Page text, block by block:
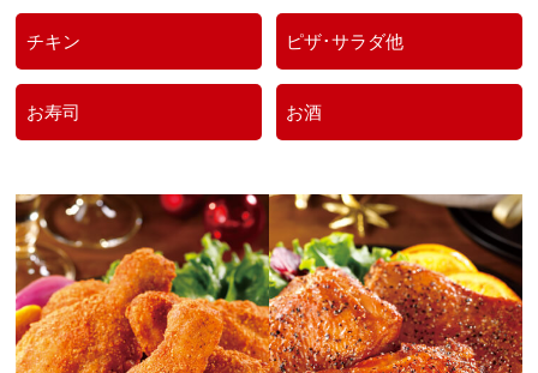
チキン ピザ･サラダ他
お寿司 お酒